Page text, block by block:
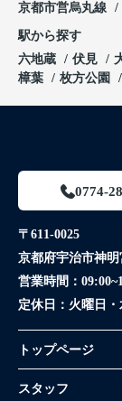
京都市営烏丸線
駅から探す
六地蔵
伏見
樟葉
枚方公園
0774-
〒611-0025
京都府宇治市神明
営業時間：
定休日： 火曜日・
トップページ
スタッフ